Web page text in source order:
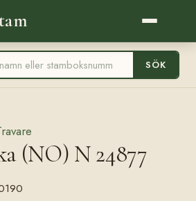
SÖK
(NO) N 24877